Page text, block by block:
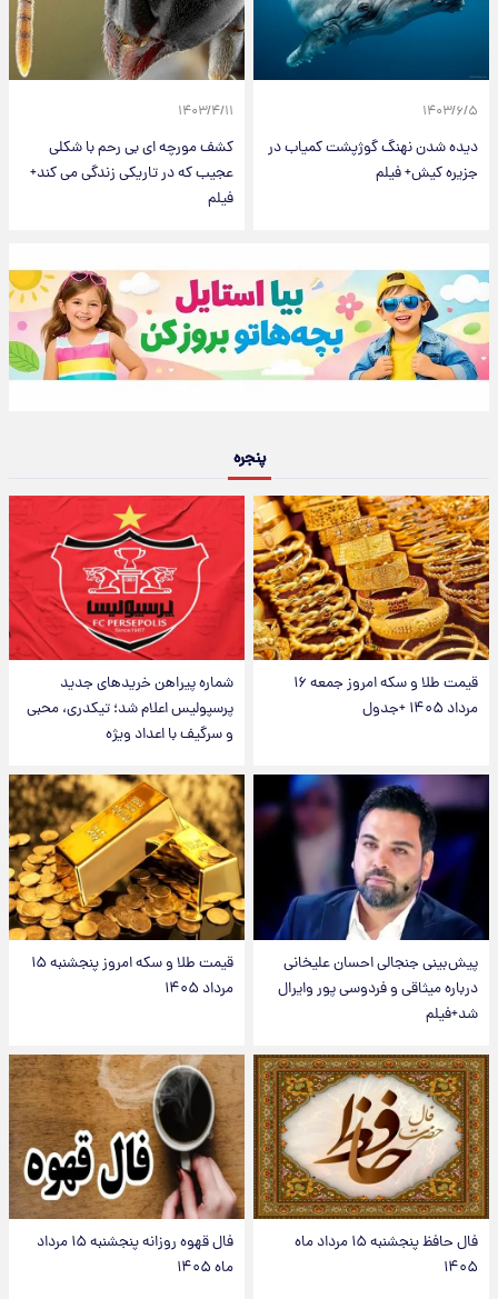
۱۴۰۳/۶/۵
دیده شدن نهنگ گوژپشت کمیاب در
جزیره کیش+ فیلم
۱۴۰۳/۴/۱۱
کشف مورچه ای بی رحم با شکلی
عجیب که در تاریکی زندگی می کند+
فیلم
پنجره
قیمت طلا و سکه امروز جمعه ۱۶
مرداد ۱۴۰۵ +جدول
شماره پیراهن خریدهای جدید
پرسپولیس اعلام شد؛ تیکدری، محبی
و سرگیف با اعداد ویژه
پیش‌بینی جنجالی احسان علیخانی
درباره میثاقی و فردوسی پور وایرال
شد+فیلم
قیمت طلا و سکه امروز پنجشنبه ۱۵
مرداد ۱۴۰۵
فال حافظ پنجشنبه ۱۵ مرداد ماه
۱۴۰۵
فال قهوه روزانه پنجشنبه ۱۵ مرداد
ماه ۱۴۰۵